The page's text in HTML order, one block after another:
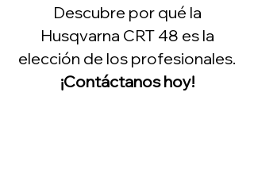
Descubre por qué la
Husqvarna CRT 48 es la
elección de los profesionales.
¡Contáctanos hoy!